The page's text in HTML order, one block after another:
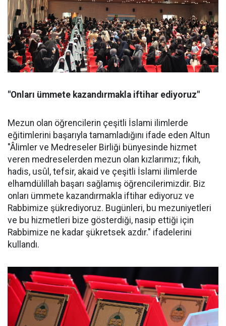
"Onları ümmete kazandırmakla iftihar ediyoruz"
Mezun olan öğrencilerin çeşitli İslami ilimlerde
eğitimlerini başarıyla tamamladığını ifade eden Altun
"Âlimler ve Medreseler Birliği bünyesinde hizmet
veren medreselerden mezun olan kızlarımız; fıkıh,
hadis, usûl, tefsir, akaid ve çeşitli İslami ilimlerde
elhamdülillah başarı sağlamış öğrencilerimizdir. Biz
onları ümmete kazandırmakla iftihar ediyoruz ve
Rabbimize şükrediyoruz. Bugünleri, bu mezuniyetleri
ve bu hizmetleri bize gösterdiği, nasip ettiği için
Rabbimize ne kadar şükretsek azdır." ifadelerini
kullandı.